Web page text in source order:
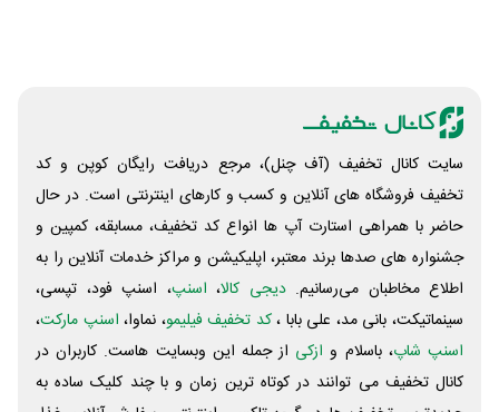
سایت کانال تخفیف (آف چنل)، مرجع دریافت رایگان کوپن و کد
تخفیف فروشگاه های آنلاین و کسب و‌ کارهای اینترنتی است. در حال
حاضر با همراهی استارت آپ ها انواع کد تخفیف، مسابقه، کمپین و
جشنواره های صدها برند معتبر، اپلیکیشن و مراکز خدمات آنلاین را به
اطلاع مخاطبان می‌رسانیم. دیجی کالا، اسنپ، اسنپ فود، تپسی،
سینماتیکت، بانی مد، علی‌ بابا ،کد تخفیف فیلیمو، نماوا، اسنپ مارکت،
اسنپ شاپ، باسلام و ازکی از جمله این وبسایت ‌هاست. کاربران در
کانال تخفیف می توانند در کوتاه ترین زمان و با چند کلیک ساده به